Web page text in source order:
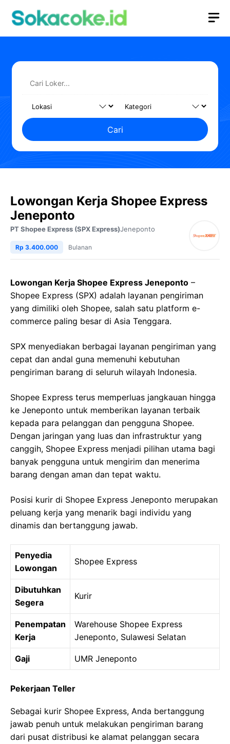
Cari
Lowongan Kerja Shopee Express
Jeneponto
PT Shopee Express (SPX Express)Jeneponto
Rp 3.400.000 Bulanan
Lowongan Kerja Shopee Express Jeneponto –
Shopee Express (SPX) adalah layanan pengiriman
yang dimiliki oleh Shopee, salah satu platform e-
commerce paling besar di Asia Tenggara.
SPX menyediakan berbagai layanan pengiriman yang
cepat dan andal guna memenuhi kebutuhan
pengiriman barang di seluruh wilayah Indonesia.
Shopee Express terus memperluas jangkauan hingga
ke Jeneponto untuk memberikan layanan terbaik
kepada para pelanggan dan pengguna Shopee.
Dengan jaringan yang luas dan infrastruktur yang
canggih, Shopee Express menjadi pilihan utama bagi
banyak pengguna untuk mengirim dan menerima
barang dengan aman dan tepat waktu.
Posisi kurir di Shopee Express Jeneponto merupakan
peluang kerja yang menarik bagi individu yang
dinamis dan bertanggung jawab.
Penyedia
Lowongan
Shopee Express
Dibutuhkan
Segera
Kurir
Penempatan
Kerja
Warehouse Shopee Express
Jeneponto, Sulawesi Selatan
Gaji UMR Jeneponto
Pekerjaan Teller
Sebagai kurir Shopee Express, Anda bertanggung
jawab penuh untuk melakukan pengiriman barang
dari pusat distribusi ke alamat pelanggan secara